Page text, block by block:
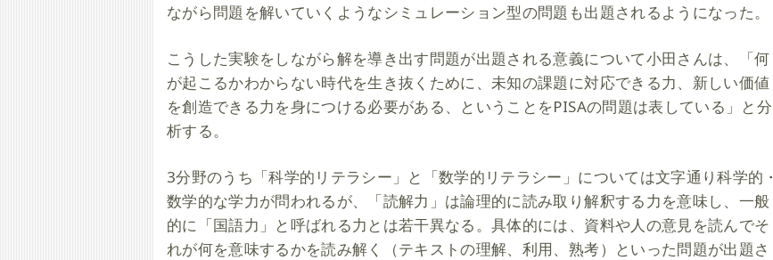
ながら問題を解いていくようなシミュレーション型の問題も出題されるようになった。
こうした実験をしながら解を導き出す問題が出題される意義について小田さんは、「何
が起こるかわからない時代を生き抜くために、未知の課題に対応できる力、新しい価値
を創造できる力を身につける必要がある、ということをPISAの問題は表している」と分
析する。
3分野のうち「科学的リテラシー」と「数学的リテラシー」については文字通り科学的・
数学的な学力が問われるが、「読解力」は論理的に読み取り解釈する力を意味し、一般
的に「国語力」と呼ばれる力とは若干異なる。具体的には、資料や人の意見を読んでそ
れが何を意味するかを読み解く（テキストの理解、利用、熟考）といった問題が出題さ